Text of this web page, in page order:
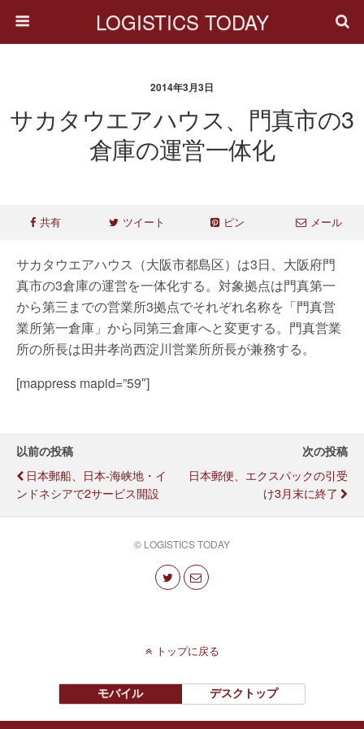
LOGISTICS TODAY
2014年3月3日
サカタウエアハウス、門真市の3
倉庫の運営一体化
共有 ツイート ピン メール
サカタウエアハウス（大阪市都島区）は3日、大阪府門
真市の3倉庫の運営を一体化する。対象拠点は門真第一
から第三までの営業所3拠点でそれぞれ名称を「門真営
業所第一倉庫」から同第三倉庫へと変更する。門真営業
所の所長は田井孝尚西淀川営業所所長が兼務する。
[mappress mapid=”59″]
以前の投稿
日本郵船、日本-海峡地・イ
ンドネシアで2サービス開設
次の投稿
日本郵便、エクスパックの引受
け3月末に終了
© LOGISTICS TODAY
トップに戻る
モバイル デスクトップ